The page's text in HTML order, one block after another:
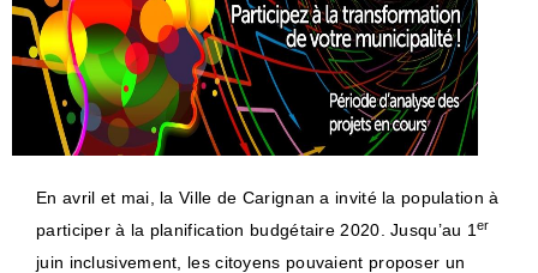
En avril et mai, la Ville de Carignan a invité la population à
participer à la planification budgétaire 2020. Jusqu’au 1er
juin inclusivement, les citoyens pouvaient proposer un